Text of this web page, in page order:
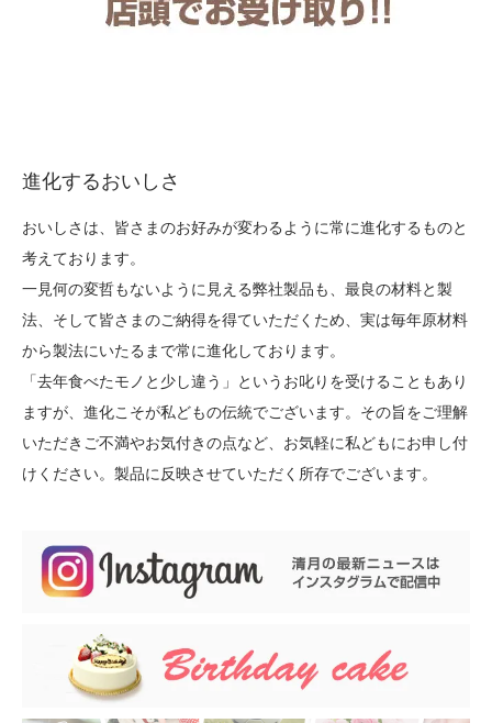
進化するおいしさ
おいしさは、皆さまのお好みが変わるように常に進化するものと
考えております。
一見何の変哲もないように見える弊社製品も、最良の材料と製
法、そして皆さまのご納得を得ていただくため、実は毎年原材料
から製法にいたるまで常に進化しております。
「去年食べたモノと少し違う」というお叱りを受けることもあり
ますが、進化こそが私どもの伝統でございます。その旨をご理解
いただきご不満やお気付きの点など、お気軽に私どもにお申し付
けください。製品に反映させていただく所存でございます。